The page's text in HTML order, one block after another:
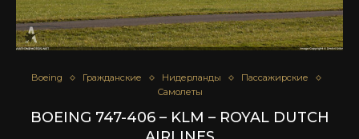
Boeing Гражданские Нидерланды
Пассажирские
Самолеты
BOEING 747-406 – KLM – ROYAL DUTCH